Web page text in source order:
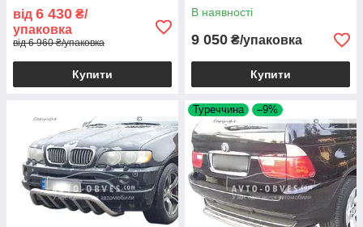
від 6 430 ₴/
упаковка
від 6 960 ₴/упаковка
Купити
В наявності
9 050 ₴/упаковка
Купити
Туреччина –9%